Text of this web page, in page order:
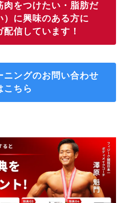
肉をつけたい・脂肪だ
）に興味のある方に
信しています！
ニングのお問い合わせ
こちら